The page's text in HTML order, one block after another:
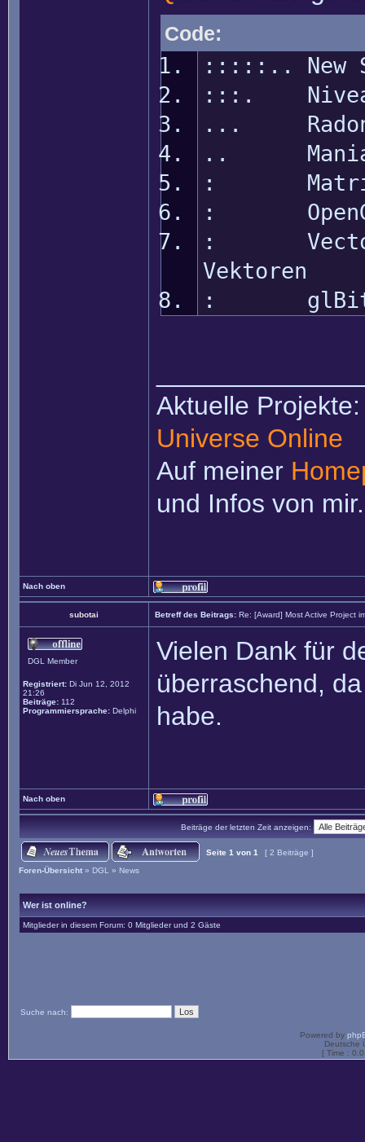
Code:
:::::.. New
:::.
... Radon
..
: Matrix
:
:
Vektoren
:
Aktuelle
Universe Online
Auf meiner
und Infos von mir.
Nach oben
subotai Betreff des Beitrags: Re: [Award] Most Active Project
DGL Member
Registriert: Di Jun 12, 2012
21:26
Beiträge: 112
Programmiersprache: Delphi
Vielen Dank für
überraschend,
habe.
Nach oben
Beiträge der letzten Zeit anzeigen:
Seite 1 von 1
[ 2 Beiträge ]
Foren-Übersicht » DGL » News
Wer ist online?
Mitglieder in diesem Forum: 0 Mitglieder und 2 Gäste
Suche nach:
Powered by
Deutsche
[ Time :